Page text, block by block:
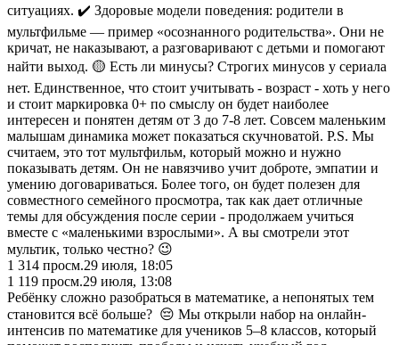
ситуациях. ✔️ Здоровые модели поведения: родители в
мультфильме — пример «осознанного родительства». Они не
кричат, не наказывают, а разговаривают с детьми и помогают
найти выход. 🟡 Есть ли минусы? Строгих минусов у сериала
нет. Единственное, что стоит учитывать - возраст - хоть у него
и стоит маркировка 0+ по смыслу он будет наиболее
интересен и понятен детям от 3 до 7-8 лет. Совсем маленьким
малышам динамика может показаться скучноватой. P.S. Мы
считаем, это тот мультфильм, который можно и нужно
показывать детям. Он не навязчиво учит доброте, эмпатии и
умению договариваться. Более того, он будет полезен для
совместного семейного просмотра, так как дает отличные
темы для обсуждения после серии - продолжаем учиться
вместе с «маленькими взрослыми». А вы смотрели этот
мультик, только честно? 😉
1 314 просм.29 июля, 18:05
1 119 просм.29 июля, 13:08
Ребёнку сложно разобраться в математике, а непонятых тем
становится всё больше? 😔 Мы открыли набор на онлайн-
интенсив по математике для учеников 5–8 классов, который